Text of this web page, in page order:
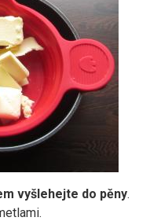
vyšlehejte do pěny.